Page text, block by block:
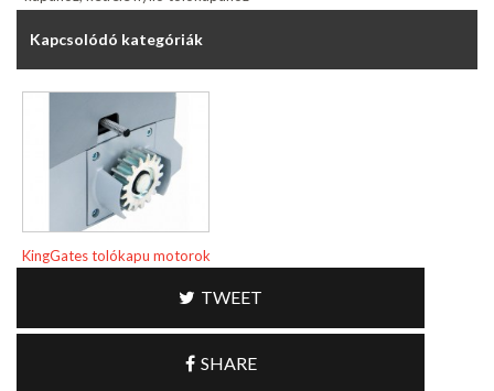
Kapcsolódó kategóriák
KingGates tolókapu motorok
TWEET
SHARE